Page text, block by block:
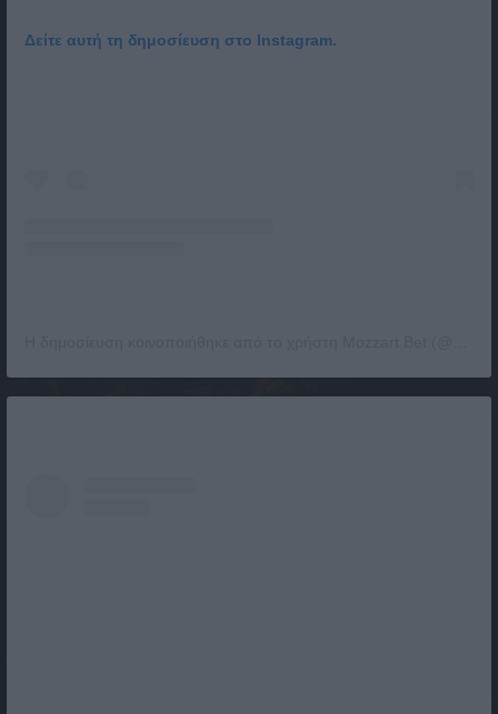
Δείτε αυτή τη δημοσίευση στο Instagram.